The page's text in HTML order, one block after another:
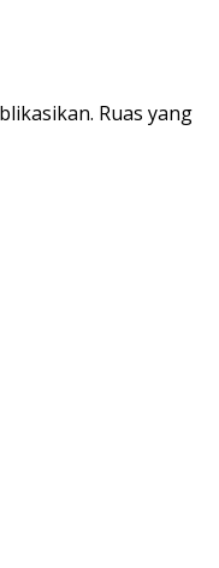
Ruas yang